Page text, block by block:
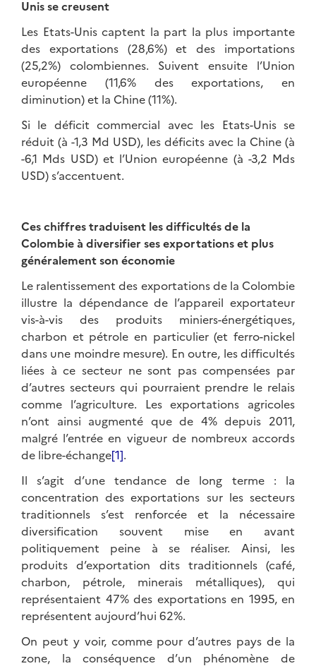
Unis se creusent
Les Etats-Unis captent la part la plus importante
des exportations (28,6%) et des importations
(25,2%) colombiennes. Suivent ensuite l’Union
européenne (11,6% des exportations, en
diminution) et la Chine (11%).
Si le déficit commercial avec les Etats-Unis se
réduit (à -1,3 Md USD), les déficits avec la Chine (à
-6,1 Mds USD) et l’Union européenne (à -3,2 Mds
USD) s’accentuent.
Ces chiffres traduisent les difficultés de la
Colombie à diversifier ses exportations et plus
généralement son économie
Le ralentissement des exportations de la Colombie
illustre la dépendance de l’appareil exportateur
vis-à-vis des produits miniers-énergétiques,
charbon et pétrole en particulier (et ferro-nickel
dans une moindre mesure). En outre, les difficultés
liées à ce secteur ne sont pas compensées par
d’autres secteurs qui pourraient prendre le relais
comme l’agriculture. Les exportations agricoles
n’ont ainsi augmenté que de 4% depuis 2011,
malgré l’entrée en vigueur de nombreux accords
de libre-échange[1].
Il s’agit d’une tendance de long terme : la
concentration des exportations sur les secteurs
traditionnels s’est renforcée et la nécessaire
diversification souvent mise en avant
politiquement peine à se réaliser. Ainsi, les
produits d’exportation dits traditionnels (café,
charbon, pétrole, minerais métalliques), qui
représentaient 47% des exportations en 1995, en
représentent aujourd’hui 62%.
On peut y voir, comme pour d’autres pays de la
zone, la conséquence d’un phénomène de